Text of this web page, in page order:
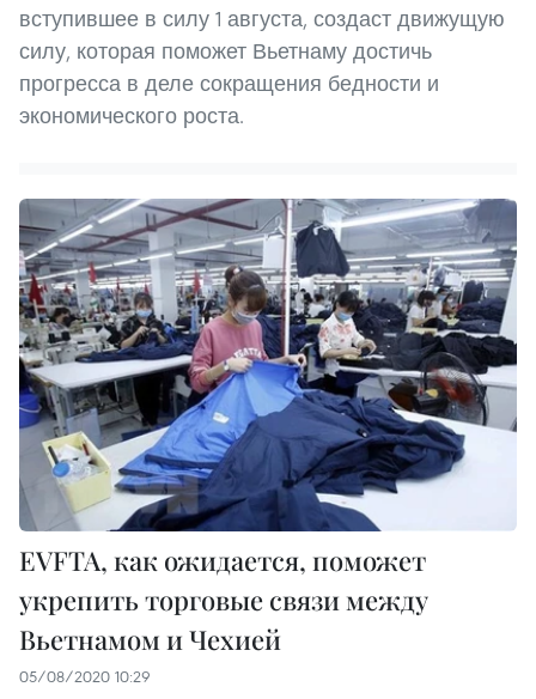
вступившее в силу 1 августа, создаст движущую
силу, которая поможет Вьетнаму достичь
прогресса в деле сокращения бедности и
экономического роста.
EVFTA, как ожидается, поможет
укрепить торговые связи между
Вьетнамом и Чехией
05/08/2020 10:29